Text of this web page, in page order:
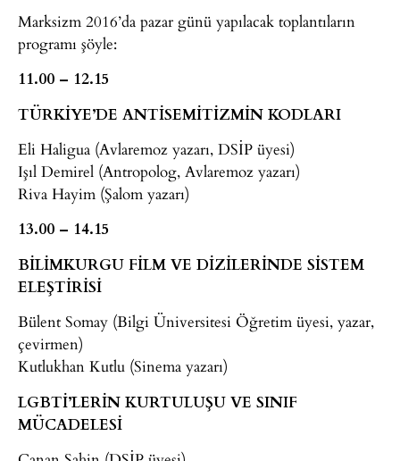
Marksizm 2016’da pazar günü yapılacak toplantıların
programı şöyle:
11.00 – 12.15
TÜRKİYE’DE ANTİSEMİTİZMİN KODLARI
Eli Haligua (Avlaremoz yazarı, DSİP üyesi)
Işıl Demirel (Antropolog, Avlaremoz yazarı)
Riva Hayim (Şalom yazarı)
13.00 – 14.15
BİLİMKURGU FİLM VE DİZİLERİNDE SİSTEM
ELEŞTİRİSİ
Bülent Somay (Bilgi Üniversitesi Öğretim üyesi, yazar,
çevirmen)
Kutlukhan Kutlu (Sinema yazarı)
LGBTİ’LERİN KURTULUŞU VE SINIF
MÜCADELESİ